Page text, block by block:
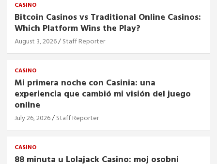
CASINO
Bitcoin Casinos vs Traditional Online Casinos:
Which Platform Wins the Play?
August 3, 2026 Staff Reporter
CASINO
Mi primera noche con Casinia: una
experiencia que cambió mi visión del juego
online
July 26, 2026 Staff Reporter
CASINO
88 minuta u Lolajack Casino: moj osobni